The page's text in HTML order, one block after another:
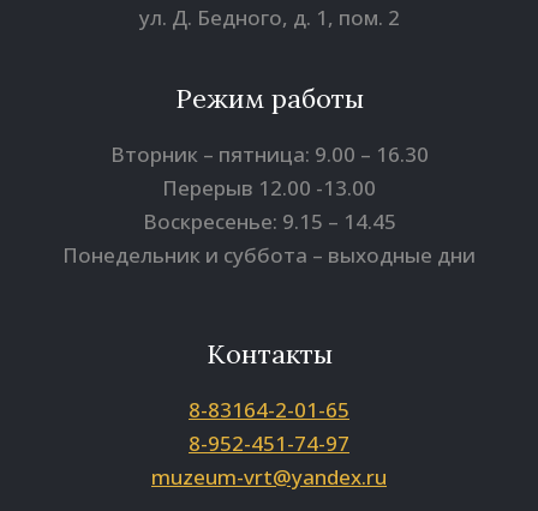
ул. Д. Бедного, д. 1, пом. 2
Режим работы
Вторник – пятница: 9.00 – 16.30
Перерыв 12.00 -13.00
Воскресенье: 9.15 – 14.45
Понедельник и суббота – выходные дни
Контакты
8-83164-2-01-65
8-952-451-74-97
muzeum-vrt@yandex.ru